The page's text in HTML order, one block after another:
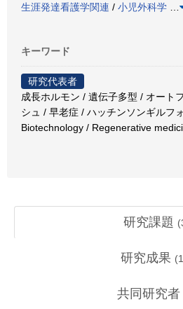
生涯発達看護学関連 / 小児外科学
キーワード
研究代表者
成長ホルモン / 遺伝子多型 / オート
シュ / 早老症 / ハッチンソンギルフ
Biotechnology / Regenerative
研究課題 (
研究成果 (
共同研究者